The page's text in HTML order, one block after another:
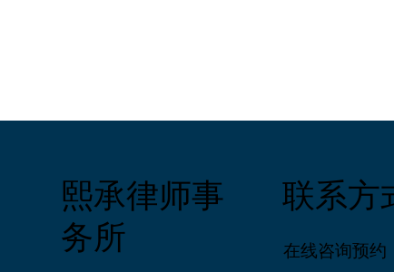
决书，旧遗嘱中所有涉及前夫或前妻的条款都
前已经过世”。 法律小贴士： “自动撤销”不仅
适用于遗嘱中的财产分配，还适用于指定前任
担任遗嘱执行人、信托管理人或医疗签字代理
人等身份。 💡 纽约实设案例说明 小张和小李
的案例： 住在皇后
下
依赖
门
遗产
配偶
​熙承律师事
务所
联系方
在线咨询预约